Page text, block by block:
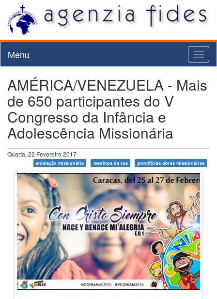
Menu
AMÉRICA/VENEZUELA - Mais
de 650 participantes do V
Congresso da Infância e
Adolescência Missionária
Quarta, 22 Fevereiro 2017
animação missionária meninos de rua pontifícias obras missionárias